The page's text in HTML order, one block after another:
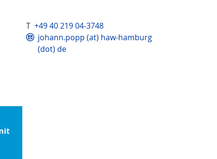
T +49 40 219 04-3748
johann.popp (at) haw-hamburg
(dot) de